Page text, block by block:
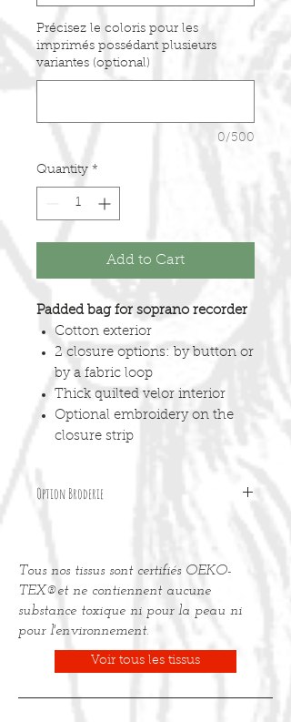
Précisez le coloris pour les
imprimés possédant plusieurs
variantes (optional)
0/500
Quantity *
Add to Cart
Padded bag for soprano recorder
Cotton exterior
2 closure options: by button or
by a fabric loop
Thick quilted velor interior
Optional embroidery on the
closure strip
Option Broderie
commander l'option "Broderie"dans
la page articles.
Tous nos tissus sont certifiés OEKO-
TEX®et ne contiennent aucune
substance toxique ni pour la peau ni
pour l'environnement.
Voir tous les tissus